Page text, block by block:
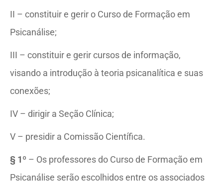
II – constituir e gerir o Curso de Formação em
Psicanálise;
III – constituir e gerir cursos de informação,
visando a introdução à teoria psicanalítica e suas
conexões;
IV – dirigir a Seção Clínica;
V – presidir a Comissão Científica.
§ 1º – Os professores do Curso de Formação em
Psicanálise serão escolhidos entre os associados